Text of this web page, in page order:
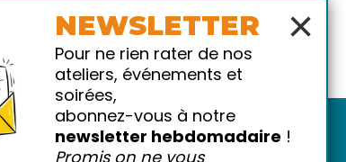
×
NEWSLETTER
Pour ne rien rater de nos
ateliers, événements et
soirées,
abonnez-vous à notre
newsletter hebdomadaire !
Promis on ne vous